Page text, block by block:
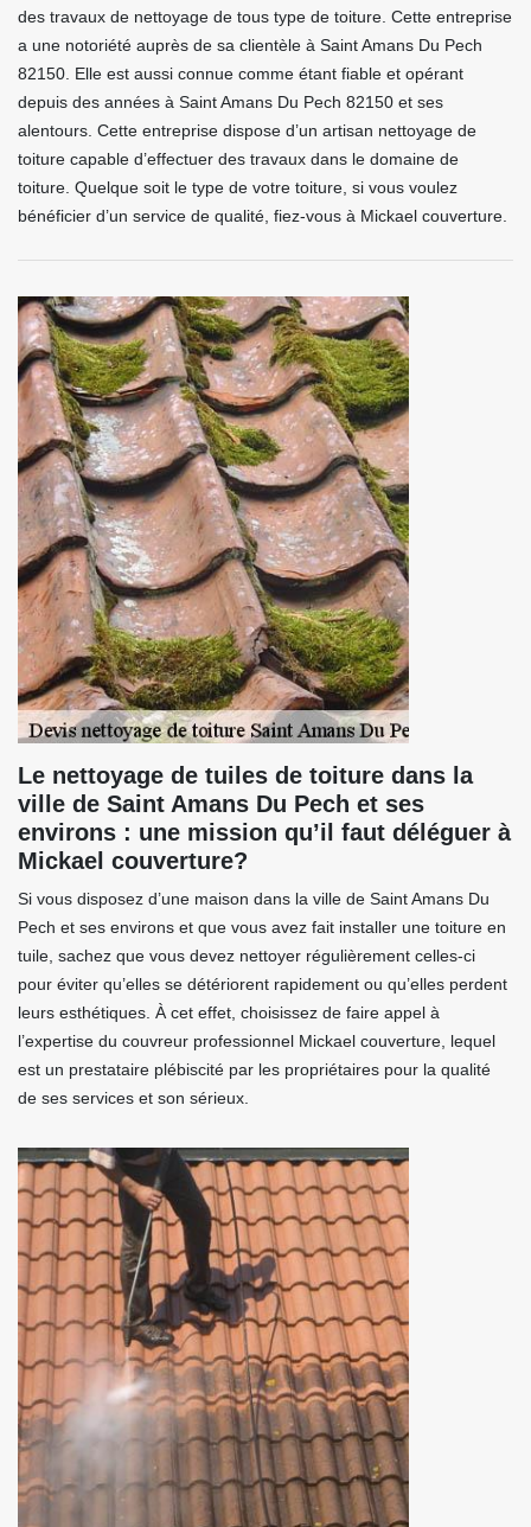
des travaux de nettoyage de tous type de toiture. Cette entreprise
a une notoriété auprès de sa clientèle à Saint Amans Du Pech
82150. Elle est aussi connue comme étant fiable et opérant
depuis des années à Saint Amans Du Pech 82150 et ses
alentours. Cette entreprise dispose d’un artisan nettoyage de
toiture capable d’effectuer des travaux dans le domaine de
toiture. Quelque soit le type de votre toiture, si vous voulez
bénéficier d’un service de qualité, fiez-vous à Mickael couverture.
Le nettoyage de tuiles de toiture dans la
ville de Saint Amans Du Pech et ses
environs : une mission qu’il faut déléguer à
Mickael couverture?
Si vous disposez d’une maison dans la ville de Saint Amans Du
Pech et ses environs et que vous avez fait installer une toiture en
tuile, sachez que vous devez nettoyer régulièrement celles-ci
pour éviter qu’elles se détériorent rapidement ou qu’elles perdent
leurs esthétiques. À cet effet, choisissez de faire appel à
l’expertise du couvreur professionnel Mickael couverture, lequel
est un prestataire plébiscité par les propriétaires pour la qualité
de ses services et son sérieux.